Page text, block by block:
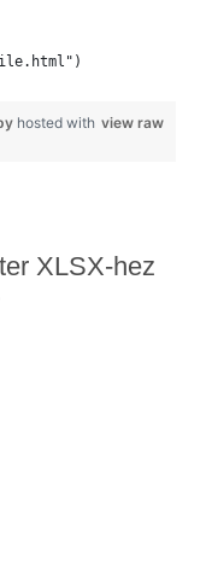
view raw
hosted with
XLSX-hez